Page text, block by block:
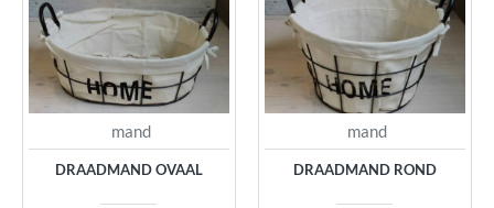
mand
DRAADMAND OVAAL
mand
DRAADMAND ROND